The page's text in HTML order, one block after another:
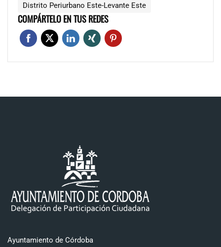
Distrito Periurbano Este-Levante Este
COMPÁRTELO EN TUS REDES
Ayuntamiento de Córdoba